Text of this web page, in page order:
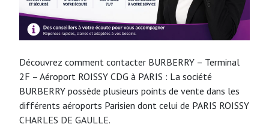
Découvrez comment contacter BURBERRY – Terminal
2F – Aéroport ROISSY CDG à PARIS : La société
BURBERRY possède plusieurs points de vente dans les
différents aéroports Parisien dont celui de PARIS ROISSY
CHARLES DE GAULLE.